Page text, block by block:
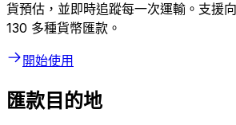
貨預估，並即時追蹤每一次運輸。支援
130 多種貨幣匯款。
開始使用
匯款目的地